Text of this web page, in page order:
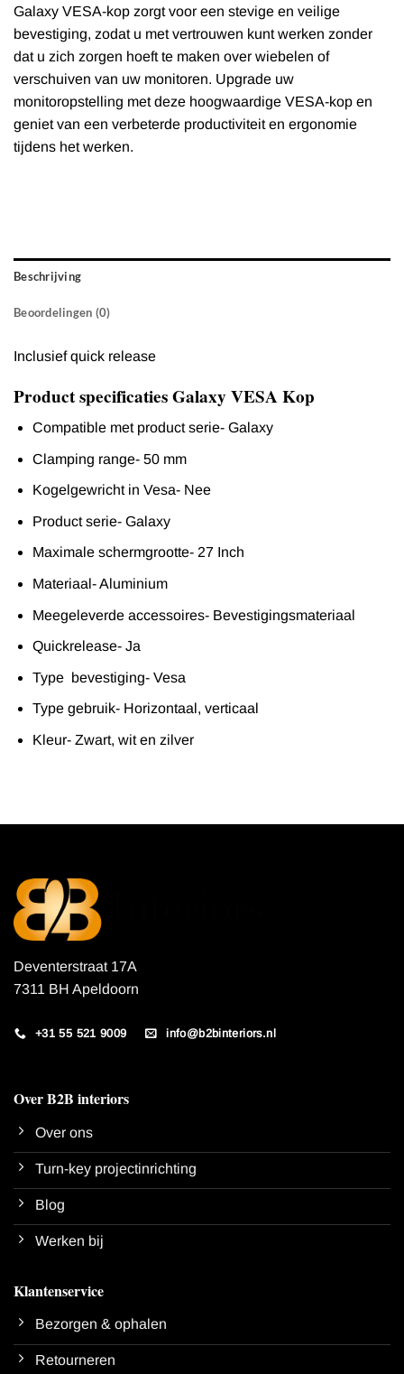
Galaxy VESA-kop zorgt voor een stevige en veilige
bevestiging, zodat u met vertrouwen kunt werken zonder
dat u zich zorgen hoeft te maken over wiebelen of
verschuiven van uw monitoren. Upgrade uw
monitoropstelling met deze hoogwaardige VESA-kop en
geniet van een verbeterde productiviteit en ergonomie
tijdens het werken.
Beschrijving
Beoordelingen (0)
Inclusief quick release
Product specificaties Galaxy VESA Kop
Compatible met product serie- Galaxy
Clamping range- 50 mm
Kogelgewricht in Vesa- Nee
Product serie- Galaxy
Maximale schermgrootte- 27 Inch
Materiaal- Aluminium
Meegeleverde accessoires- Bevestigingsmateriaal
Quickrelease- Ja
Type bevestiging- Vesa
Type gebruik- Horizontaal, verticaal
Kleur- Zwart, wit en zilver
Deventerstraat 17A
7311 BH Apeldoorn
+31 55 521 9009 info@b2binteriors.nl
Over B2B interiors
Over ons
Turn-key projectinrichting
Blog
Werken bij
Klantenservice
Bezorgen & ophalen
Retourneren